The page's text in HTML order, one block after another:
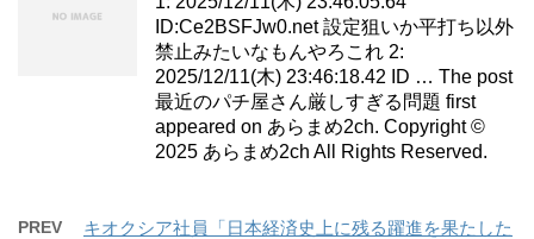
ID:Ce2BSFJw0.net 設定狙いか平打ち以外
禁止みたいなもんやろこれ 2:
2025/12/11(木) 23:46:18.42 ID … The post
最近のパチ屋さん厳しすぎる問題 first
appeared on あらまめ2ch. Copyright ©
2025 あらまめ2ch All Rights Reserved.
PREV
キオクシア社員「日本経済史上に残る躍進を果たした